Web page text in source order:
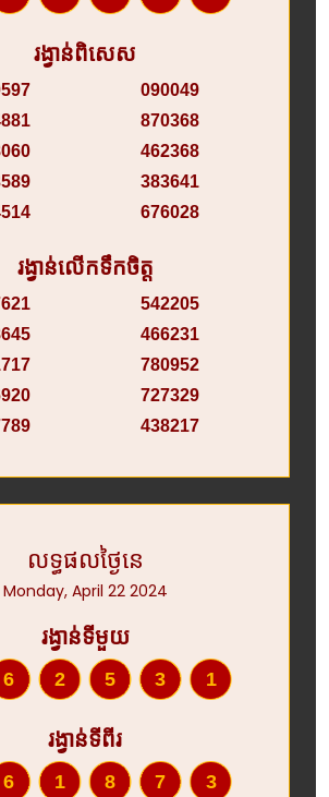
រង្វាន់ពិសេស
090049
870368
462368
383641
676028
រង្វាន់លើកទឹកចិត្ត
542205
466231
780952
727329
438217
លទ្ធផលថ្ងៃនេ
Monday, April 22 2024
រង្វាន់ទីមួយ
រង្វាន់ទីពីរ